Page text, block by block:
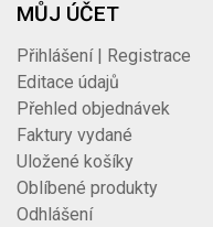
MŮJ ÚČET
Přihlášení | Registrace
Editace údajů
Přehled objednávek
Faktury vydané
Uložené košíky
Oblíbené produkty
Odhlášení